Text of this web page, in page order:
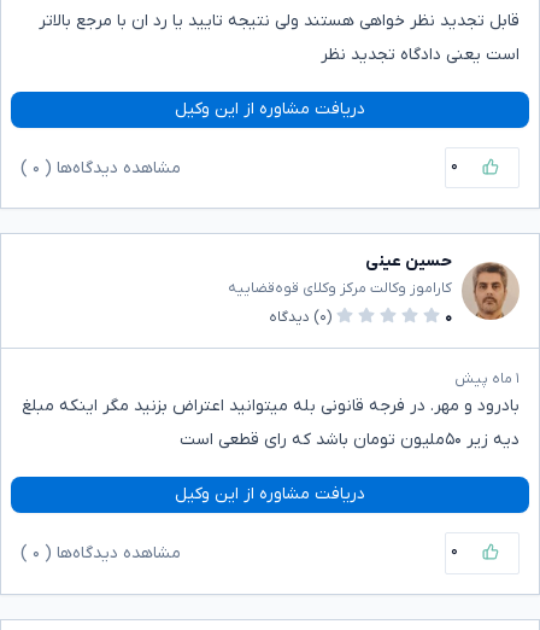
قابل تجدید نظر خواهی هستند ولی نتیجه تایید یا رد ان با مرجع بالاتر
است یعنی دادگاه تجدید نظر
دریافت مشاوره از این وکیل
۰ مشاهده دیدگاه‌ها ( ۰
حسین عینی
کاراموز وکالت مرکز وکلای قوه‌قضاییه
۰
(۰) دیدگاه
۱ ماه پیش
بادرود و مهر. در فرجه قانونی بله میتوانید اعتراض بزنید مگر اینکه مبلغ
دیه زیر ۵۰ملیون تومان باشد که رای قطعی است
دریافت مشاوره از این وکیل
۰ مشاهده دیدگاه‌ها ( ۰